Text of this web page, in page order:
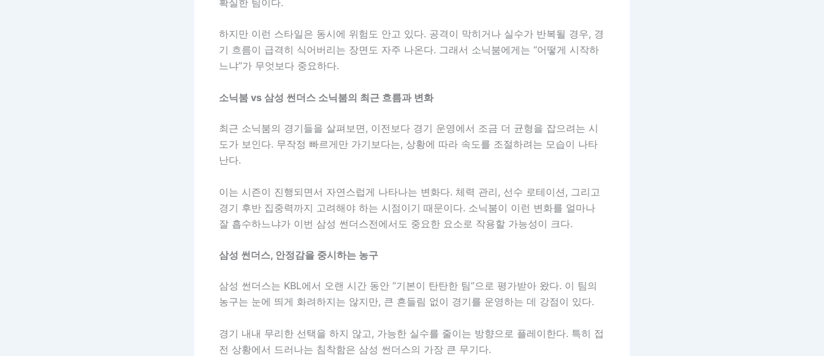
하지만 이런 스타일은 동시에 위험도 안고 있다. 공격이 막히거나 실수가 반복될 경우, 경
기 흐름이 급격히 식어버리는 장면도 자주 나온다. 그래서 소닉붐에게는 “어떻게 시작하
느냐”가 무엇보다 중요하다.
소닉붐 vs 삼성 썬더스 소닉붐의 최근 흐름과 변화
최근 소닉붐의 경기들을 살펴보면, 이전보다 경기 운영에서 조금 더 균형을 잡으려는 시
도가 보인다. 무작정 빠르게만 가기보다는, 상황에 따라 속도를 조절하려는 모습이 나타
난다.
이는 시즌이 진행되면서 자연스럽게 나타나는 변화다. 체력 관리, 선수 로테이션, 그리고
경기 후반 집중력까지 고려해야 하는 시점이기 때문이다. 소닉붐이 이런 변화를 얼마나
잘 흡수하느냐가 이번 삼성 썬더스전에서도 중요한 요소로 작용할 가능성이 크다.
삼성 썬더스, 안정감을 중시하는 농구
삼성 썬더스는 KBL에서 오랜 시간 동안 “기본이 탄탄한 팀”으로 평가받아 왔다. 이 팀의
농구는 눈에 띄게 화려하지는 않지만, 큰 흔들림 없이 경기를 운영하는 데 강점이 있다.
경기 내내 무리한 선택을 하지 않고, 가능한 실수를 줄이는 방향으로 플레이한다. 특히 접
전 상황에서 드러나는 침착함은 삼성 썬더스의 가장 큰 무기다.